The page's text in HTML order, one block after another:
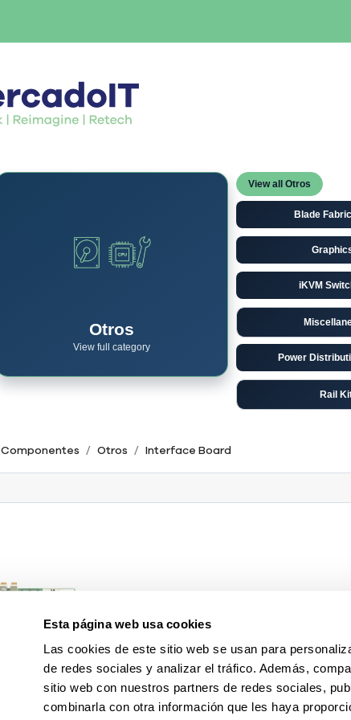
Esta página web usa cookies
Las cookies de este sitio web se usan para
de redes sociales y analizar el tráfico. Además,
sitio web con nuestros partners de redes sociales,
combinarla con otra información que les haya
Otros
View full category
View all Otros
Blade
iKVM
Power
Rail
Componentes Otros Interface Board